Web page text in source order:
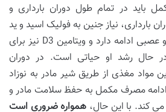
باید در تمام طول دوران بارداری و
بارداری، نیاز جنین به فولیک اسید و ید
برای رشد و تکامل مغزی و عصبی ادامه دارد و ویتامین D3 نیز برای
حال رشد او حیاتی است. در دوران
مواد مغذی از طریق شیر مادر به نوزاد
ادامه مصرف مکمل به حفظ سلامت مادر و
کند. با این حال، همواره ضروری است